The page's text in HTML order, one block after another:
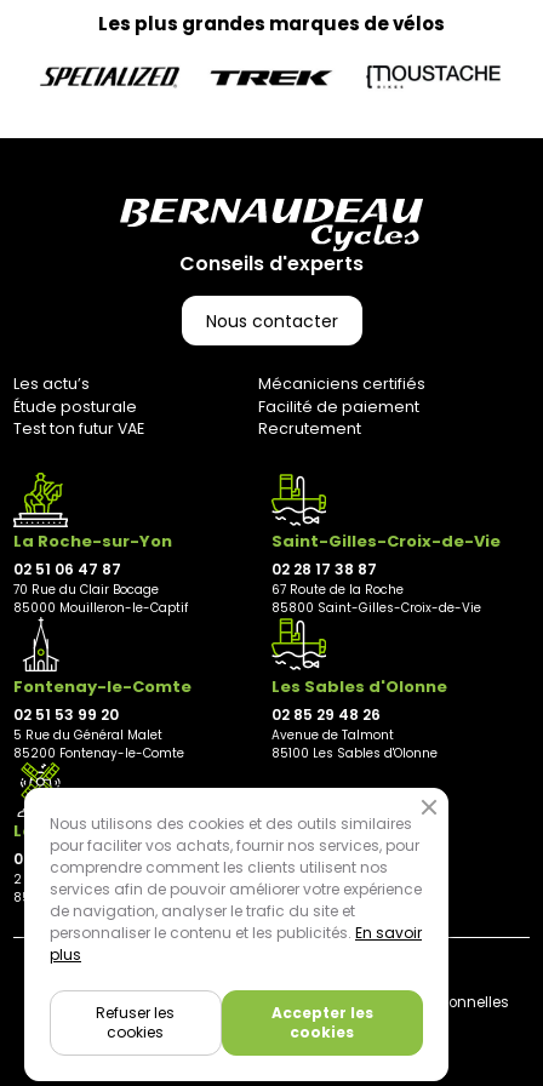
Les plus grandes marques de vélos
Conseils d'experts
Nous contacter
Les actu’s
Mécaniciens certifiés
Étude posturale
Facilité de paiement
Test ton futur VAE
Recrutement
La Roche-sur-Yon
02 51 06 47 87
70 Rue du Clair Bocage
85000 Mouilleron-le-Captif
Saint-Gilles-Croix-de-Vie
02 28 17 38 87
67 Route de la Roche
85800 Saint-Gilles-Croix-de-Vie
Fontenay-le-Comte
02 51 53 99 20
5 Rue du Général Malet
85200 Fontenay-le-Comte
Les Sables d'Olonne
02 85 29 48 26
Avenue de Talmont
85100 Les Sables d'Olonne
Les Herbiers
02 21 81 23 11
2 rue des Peupliers
85500 Les Herbiers
Livraison
Mentions légales
Données personnelles
Cookies
Nous utilisons des cookies et des outils similaires
pour faciliter vos achats, fournir nos services, pour
comprendre comment les clients utilisent nos
services afin de pouvoir améliorer votre expérience
de navigation, analyser le trafic du site et
personnaliser le contenu et les publicités. En savoir
plus
Accepter les
cookies
Refuser les
cookies